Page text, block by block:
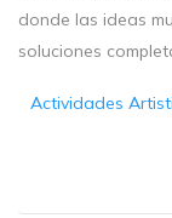
donde las ideas
soluciones
Actividades